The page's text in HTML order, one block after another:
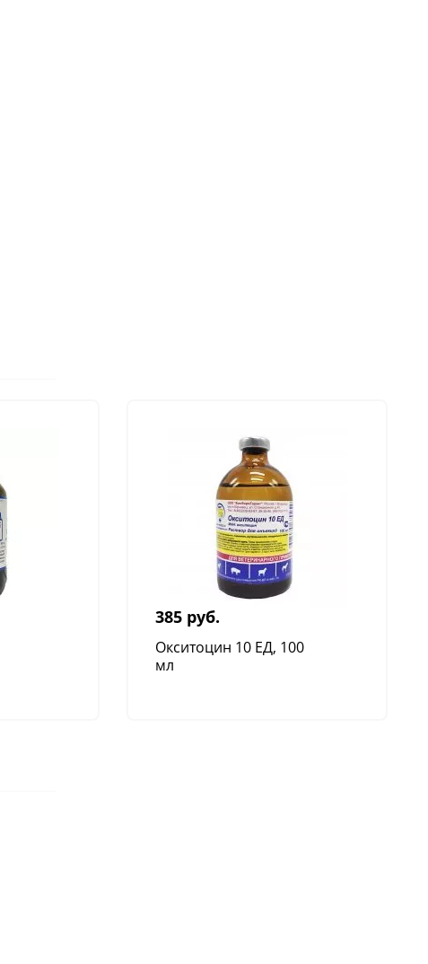
257 руб.
Ошейник для КРС Ультра
капрон. усилен. пряжка
ремен. (2К), 105 см Качество
Германии.
385 руб.
Окситоцин 10 ЕД, 100
мл